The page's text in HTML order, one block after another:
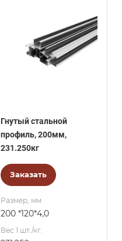
Гнутый стальной
профиль, 200мм,
231.250кг
Заказать
Размер, мм
200 *120*4,0
Вес 1 шт./кг.